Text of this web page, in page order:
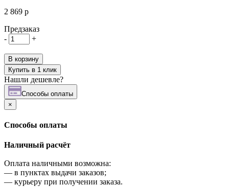
2 869 р
Предзаказ
-
+
В корзину
Купить в 1 клик
Нашли дешевле?
Cпособы оплаты
×
Cпособы оплаты
Наличный расчёт
Оплата наличными возможна:
— в пунктах выдачи заказов;
— курьеру при получении заказа.